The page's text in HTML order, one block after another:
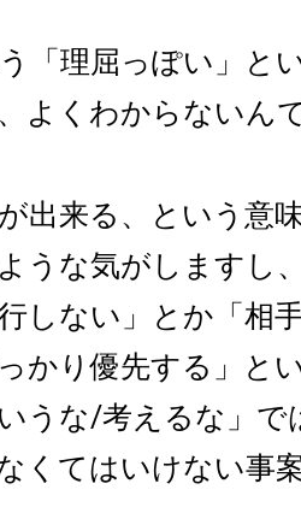
「理屈っぽい」と
よくわからないん
出来る、という意
うな気がしますし
しない」とか「相
かり優先する」と
うな/考えるな」で
くてはいけない事